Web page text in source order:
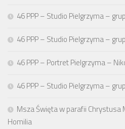
46 PPP – Studio Pielgrzyma –
46 PPP – Studio Pielgrzyma –
46 PPP – Portret Pielgrzyma –
46 PPP – Studio Pielgrzyma –
Msza Święta w parafii Chrystusa
Homilia